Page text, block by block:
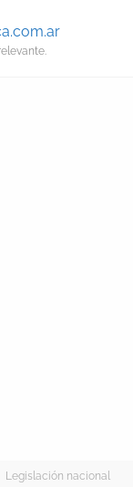
Legislación nacional